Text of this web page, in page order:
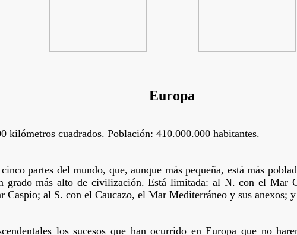
Europa
kilómetros cuadrados. Población: 410.000.000 habitantes.
partes del mundo, que, aunque más pequeña, está más
grado más alto de civilización. Está limitada: al N. con el
Caspio; al S. con el Caucazo, el Mar Mediterráneo y sus anexos;
los sucesos que han ocurrido en Europa que no